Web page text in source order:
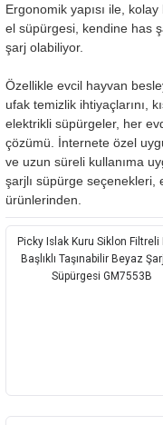
Ergonomik yapısı ile,
el süpürgesi, kendine has
şarj olabiliyor.
Özellikle evcil hayvan
ufak temizlik ihtiyaçlarını,
elektrikli süpürgeler, her
çözümü. İnternete özel
ve uzun süreli kullanıma
şarjlı süpürge seçenekleri,
ürünlerinden.
Picky Islak Kuru Siklon Filtreli
Başlıklı Taşınabilir Beyaz
Süpürgesi GM7553B